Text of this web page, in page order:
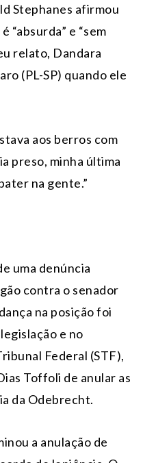
Stephanes afirmou
“absurda” e “sem
relato, Dandara
(PL-SP) quando ele
aos berros com
preso, minha última
na gente.”
uma denúncia
contra o senador
na posição foi
e no
Federal (STF),
Toffoli de anular as
da Odebrecht.
a anulação de